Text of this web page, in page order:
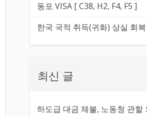
동포 VISA [ C38, H2, F4, F5 ]
한국 국적 취득(귀화) 상실 회
최신 글
하도급 대금 체불, 노동청 관할